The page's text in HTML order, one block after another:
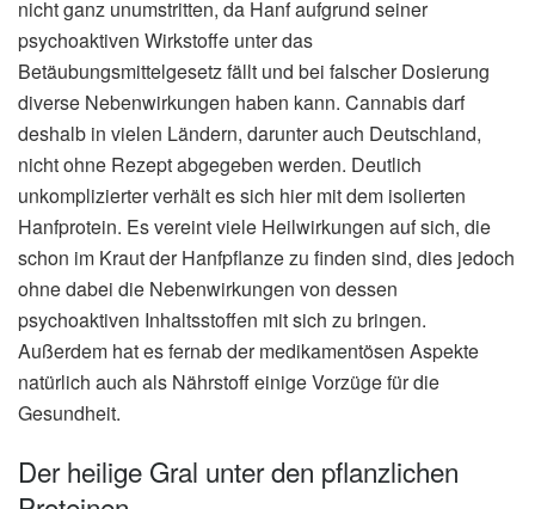
nicht ganz unumstritten, da Hanf aufgrund seiner
psychoaktiven Wirkstoffe unter das
Betäubungsmittelgesetz fällt und bei falscher Dosierung
diverse Nebenwirkungen haben kann. Cannabis darf
deshalb in vielen Ländern, darunter auch Deutschland,
nicht ohne Rezept abgegeben werden. Deutlich
unkomplizierter verhält es sich hier mit dem isolierten
Hanfprotein. Es vereint viele Heilwirkungen auf sich, die
schon im Kraut der Hanfpflanze zu finden sind, dies jedoch
ohne dabei die Nebenwirkungen von dessen
psychoaktiven Inhaltsstoffen mit sich zu bringen.
Außerdem hat es fernab der medikamentösen Aspekte
natürlich auch als Nährstoff einige Vorzüge für die
Gesundheit.
Der heilige Gral unter den pflanzlichen